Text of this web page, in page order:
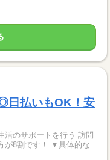
日払いもOK！安
活のサポートを行う 訪問